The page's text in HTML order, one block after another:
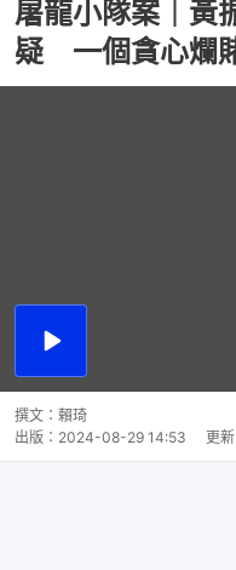
屠龍小隊案｜黃
疑 一個貪心爛
播
撰文： 賴琦
出版： 2024-08-29 14:53 更新